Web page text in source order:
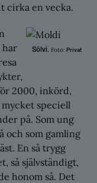
cirka en vecka.
Sölvi. Foto: Privat
har
2000, inkörd,
mycket speciell
på. Som ung
och som gamling
En så trygg
så självständigt,
honom så. Det